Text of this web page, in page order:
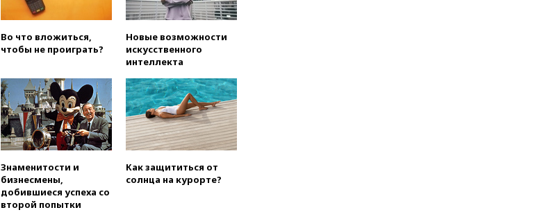
нехватку врачей в
Белгородской области
вчера, 17:58ЕС отменил
временную защиту для
военнообязанных украинцев
вчера, 17:45Шуваев сообщил
об учащении атак ВСУ на
Белгородскую область
вчера, 17:35Шуваев за два с
половиной месяца посетил
области
вчера, 17:25
Путин встретился
Во что вложиться,
чтобы не проиграть?
Новые возможности
искусственного
интеллекта
Знаменитости и
бизнесмены,
добившиеся успеха со
второй попытки
Как защититься от
солнца на курорте?